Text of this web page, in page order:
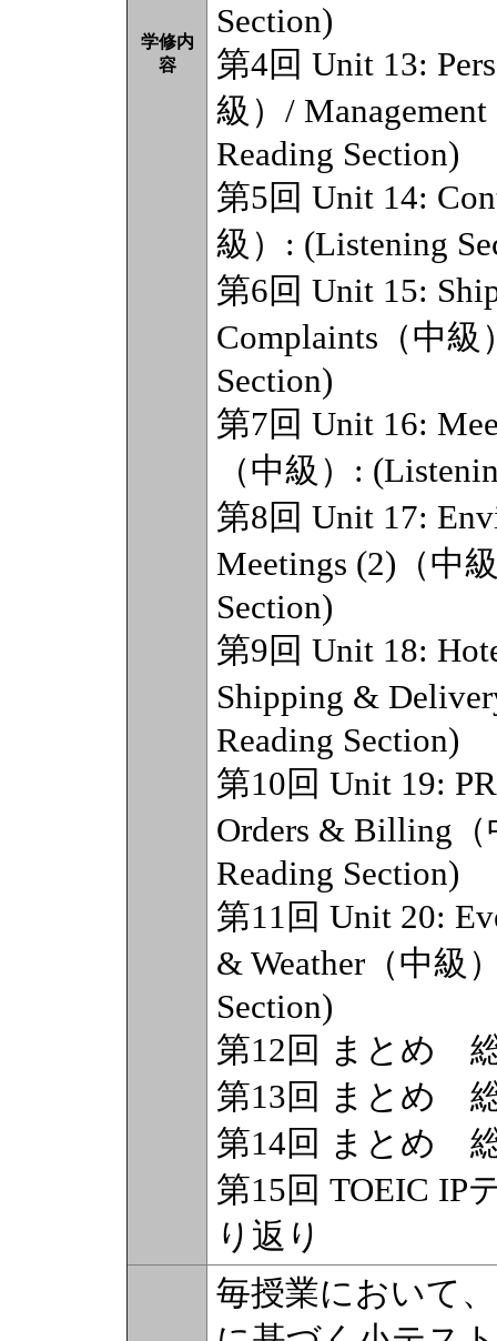
学修内
容
Section)
第4回 Unit 13:
級）/
Reading Section)
第5回 Unit 14:
級）: (Listening
第6回 Unit 15:
Complaints（中級
Section)
第7回 Unit 16:
（中級）:
第8回 Unit 17:
Meetings (2)（中
Section)
第9回 Unit 18:
Shipping &
Reading Section)
第10回 Unit 19:
Orders & Billing（
Reading Section)
第11回 Unit 20:
& Weather（中級
Section)
第12回 まとめ
第13回 まとめ
第14回 まとめ
第15回 TOEIC IP
り返り
毎授業において